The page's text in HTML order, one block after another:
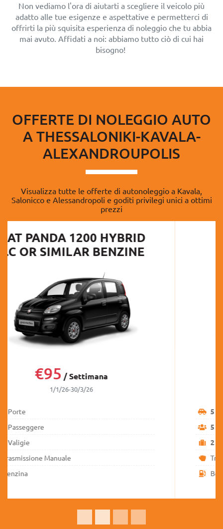
Non vediamo l'ora di aiutarti a scegliere il veicolo più
adatto alle tue esigenze e aspettative e permetterci di
offrirti la più squisita esperienza di noleggio che tu abbia
mai avuto. Affidati a noi: abbiamo tutto ciò di cui hai
bisogno!
OFFERTE DI NOLEGGIO AUTO
A THESSALONIKI-KAVALA-
ALEXANDROUPOLIS
Visualizza tutte le offerte di autonoleggio a Kavala,
Salonicco e Alessandropoli e goditi privilegi unici a ottimi
prezzi
SKODA SCALA 1.0 C.C
BENZINE OR SIMILAR
€144/ Settimana
01/12/25-30/03/26
5
Trasmissione Manuale